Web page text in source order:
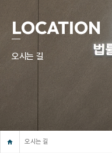
LOCATION
오시는 길
오시는 길